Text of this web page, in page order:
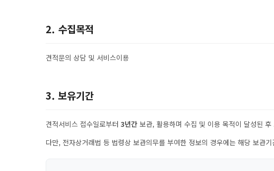
2. 수집목적
견적문의 상담 및 서비스이용
3. 보유기간
견적서비스 접수일로부터 3년간 보관, 활용하며 수집 및 이용 목적이 달성된
다만, 전자상거래법 등 법령상 보관의무를 부여한 정보의 경우에는 해당 보관